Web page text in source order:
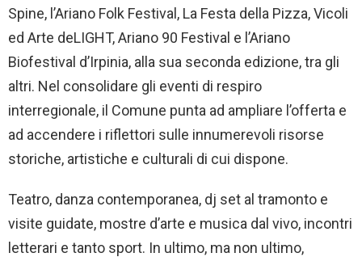
Spine, l’Ariano Folk Festival, La Festa della Pizza, Vicoli
ed Arte deLIGHT, Ariano 90 Festival e l’Ariano
Biofestival d’Irpinia, alla sua seconda edizione, tra gli
altri. Nel consolidare gli eventi di respiro
interregionale, il Comune punta ad ampliare l’offerta e
ad accendere i riflettori sulle innumerevoli risorse
storiche, artistiche e culturali di cui dispone.
Teatro, danza contemporanea, dj set al tramonto e
visite guidate, mostre d’arte e musica dal vivo, incontri
letterari e tanto sport. In ultimo, ma non ultimo,